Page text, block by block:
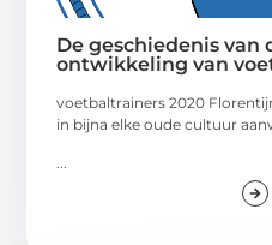
De geschiedenis van
ontwikkeling van
voetbaltrainers 2020
in bijna elke oude cultuur
...